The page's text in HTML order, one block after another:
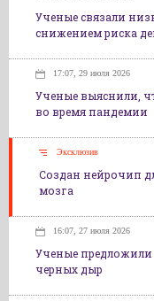
Ученые связали
снижением риска
17:07, 29 июля 2026
Ученые выяснили,
во время пандемии
Эксклюзив
Создан нейрочип
мозга
16:07, 27 июля 2026
Ученые предложили
черных дыр